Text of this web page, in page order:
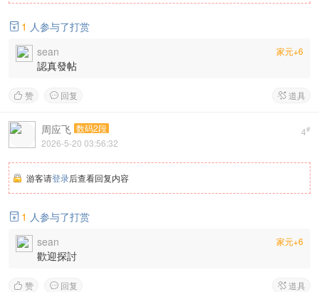
 1 人参与了打赏
家元+6
sean
認真發帖
 赞  回复  道具
4#
周应飞 数码2段
2026-5-20 03:56:32
游客请登录后查看回复内容
 1 人参与了打赏
家元+6
sean
歡迎探討
 赞  回复  道具